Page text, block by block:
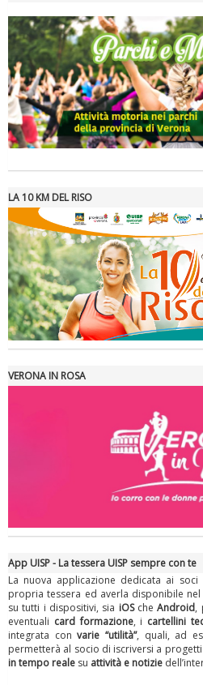
La formazione Uisp rallenta ma
Roma
LA 10 KM DEL RISO
VERONA IN ROSA
App UISP - La tessera UISP sempre con te
La nuova applicazione dedicata ai
propria tessera ed averla disponibile
su tutti i dispositivi, sia iOScheAndroid,
eventuali card formazione, i cartellini
integrata convarie “utilità”, quali, ad
permetterà al socio di iscriversi a progetti
in tempo reale su attività e notizie